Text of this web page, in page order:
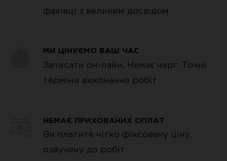
не тільки неефективною роботою
фреонопровіда, радіатора і прокладок,
фахівці з великим досвідом
МИ ЦІНУЄМО ВАШ ЧАС
Записати он-лайн. Немає черг. Точні
терміни виконання робіт
НЕМАЄ ПРИХОВАНИХ ОПЛАТ
Ви платите чітко фіксовану ціну,
озвучену до робіт